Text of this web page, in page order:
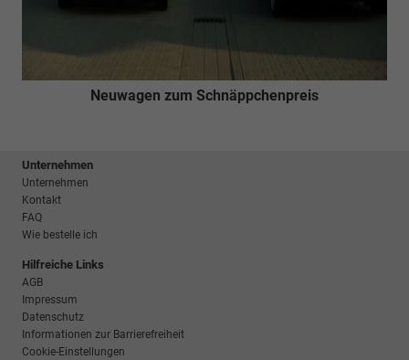
Neuwagen zum Schnäppchenpreis
Unternehmen
Unternehmen
Kontakt
FAQ
Wie bestelle ich
Hilfreiche Links
AGB
Impressum
Datenschutz
Informationen zur Barrierefreiheit
Cookie-Einstellungen